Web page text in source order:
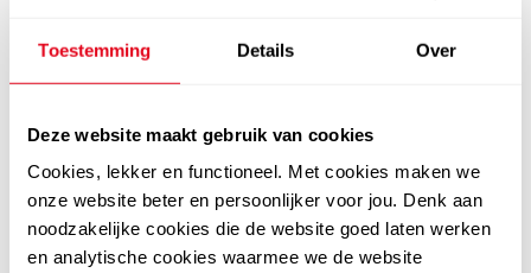
Toestemming Details Over
Deze website maakt gebruik van cookies
Cookies, lekker en functioneel. Met cookies maken we
onze website beter en persoonlijker voor jou. Denk aan
noodzakelijke cookies die de website goed laten werken
en analytische cookies waarmee we de website